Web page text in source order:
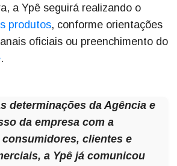
a Ypê seguirá realizando o
produtos, conforme orientações
oficiais ou preenchimento do
.
determinações da Agência e
da empresa com a
clientes e
a Ypê já comunicou